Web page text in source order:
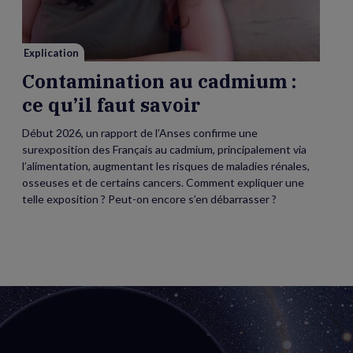
Explication
Contamination au cadmium :
ce qu’il faut savoir
Début 2026, un rapport de l’Anses confirme une
surexposition des Français au cadmium, principalement via
l’alimentation, augmentant les risques de maladies rénales,
osseuses et de certains cancers. Comment expliquer une
telle exposition ? Peut-on encore s’en débarrasser ?